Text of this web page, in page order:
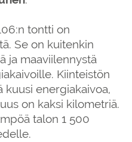
tontti on
Se on kuitenkin
ja maaviilennystä
Kiinteistön
kuusi energiakaivoa,
on kaksi kilometriä.
talon 1 500